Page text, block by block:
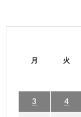
月 火
3 4